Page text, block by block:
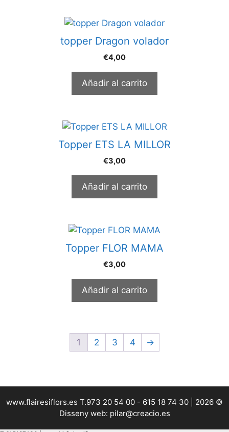
topper Dragon volador
€4,00
Añadir al carrito
Topper ETS LA MILLOR
€3,00
Añadir al carrito
Topper FLOR MAMA
€3,00
Añadir al carrito
1 2 3 4 →
www.flairesiflors.es T.973 20 54 00 - 615 18 74 30 | 2026 ©
Disseny web: pilar@creacio.es